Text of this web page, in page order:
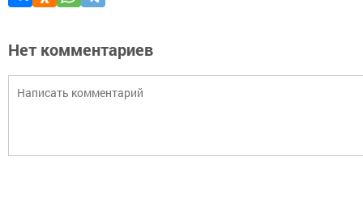
Нет комментариев